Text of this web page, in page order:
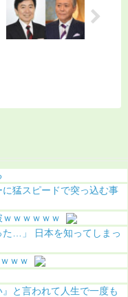
に猛スピードで突っ込む事
ｗｗｗｗｗｗ
た…」 日本を知ってしまっ
ｗｗ
と言われて人生で一度も